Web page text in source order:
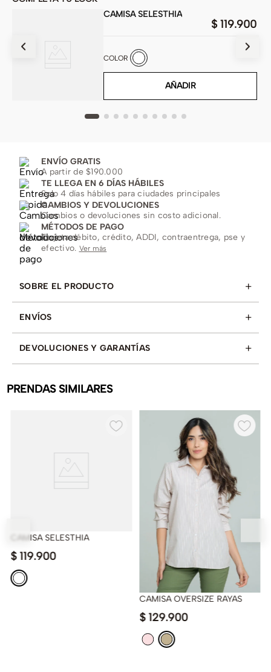
CAMISA SELESTHIA
$ 119.900
COLOR
AÑADIR
ENVÍO GRATIS
A partir de $190.000
TE LLEGA EN 6 DÍAS HÁBILES
Solo 4 días hábiles para ciudades principales
CAMBIOS Y DEVOLUCIONES
Cambios o devoluciones sin costo adicional.
MÉTODOS DE PAGO
Tarjeta débito, crédito, ADDI, contraentrega, pse y
efectivo. Ver más
SOBRE EL PRODUCTO +
ENVÍOS +
DEVOLUCIONES Y GARANTÍAS +
PRENDAS SIMILARES
CAMISA SELESTHIA
$ 119.900
CAMISA OVERSIZE RAYAS
$ 129.900